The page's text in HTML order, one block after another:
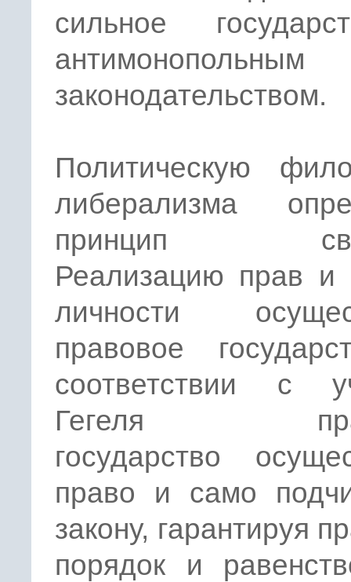
сильное
антимонопольным
законодательством.
Политическую
либерализма
принцип
Реализацию прав и
личности
правовое
соответствии с
Гегеля
государство
право и само
закону, гарантируя
порядок и